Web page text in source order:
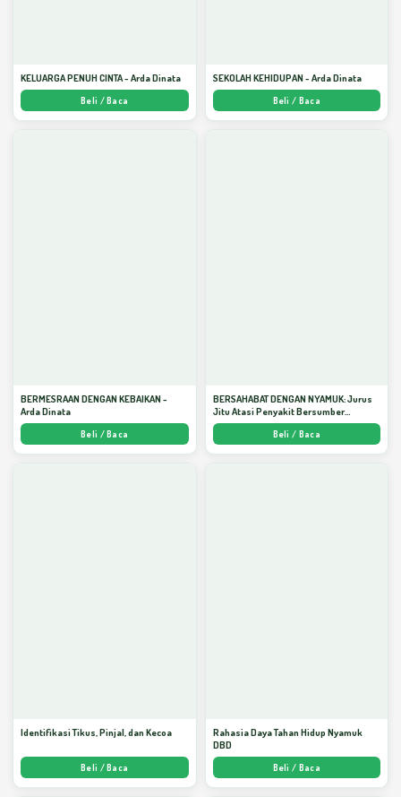
KELUARGA PENUH CINTA - Arda Dinata
Beli / Baca
SEKOLAH KEHIDUPAN - Arda Dinata
Beli / Baca
BERMESRAAN DENGAN KEBAIKAN -
Arda Dinata
Beli / Baca
BERSAHABAT DENGAN NYAMUK: Jurus
Jitu Atasi Penyakit Bersumber
Nyamuk - Arda Dinata
Beli / Baca
Identifikasi Tikus, Pinjal, dan Kecoa
Beli / Baca
Rahasia Daya Tahan Hidup Nyamuk
DBD
Beli / Baca